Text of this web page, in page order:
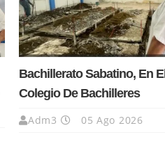
Bachillerato Sabatino, En El
Colegio De Bachilleres
Adm3 05 Ago 2026